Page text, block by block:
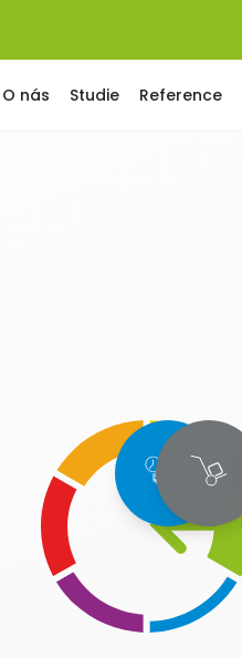
O nás Studie Reference